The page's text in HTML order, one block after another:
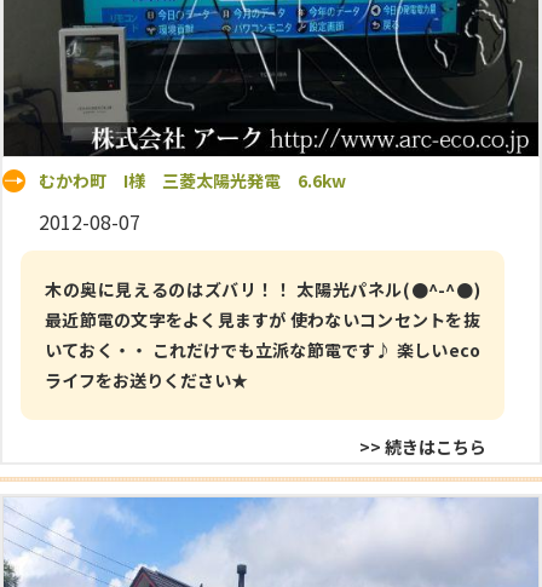
むかわ町 I様 三菱太陽光発電 6.6kw
2012-08-07
木の奥に見えるのはズバリ！！ 太陽光パネル(●^-^●)
最近節電の文字をよく見ますが 使わないコンセントを抜
いておく・・ これだけでも立派な節電です♪ 楽しいeco
ライフをお送りください★
>> 続きはこちら